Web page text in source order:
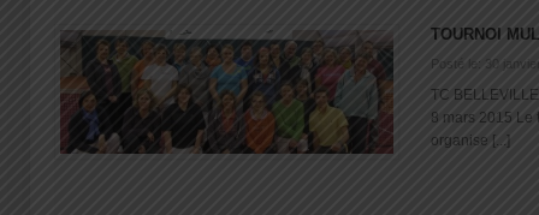
TOURNOI
Posté le: 30
TC
8 mars 2015
organise [...]